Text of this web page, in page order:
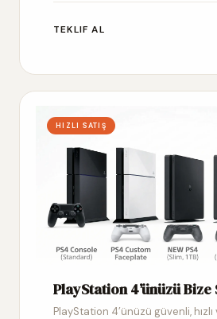
TEKLIF AL
HIZLI SATIŞ
PlayStation 4’ünüzü Bize
PlayStation 4’ünüzü güvenli,